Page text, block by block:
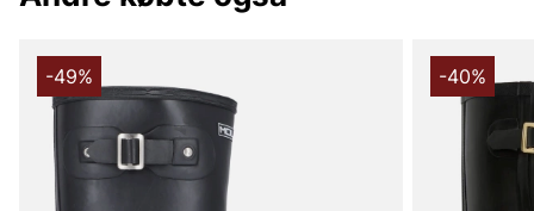
-49% -40%